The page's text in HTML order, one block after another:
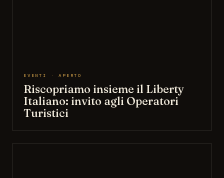
EVENTI · APERTO
Riscopriamo insieme il Liberty
Italiano: invito agli Operatori
Turistici